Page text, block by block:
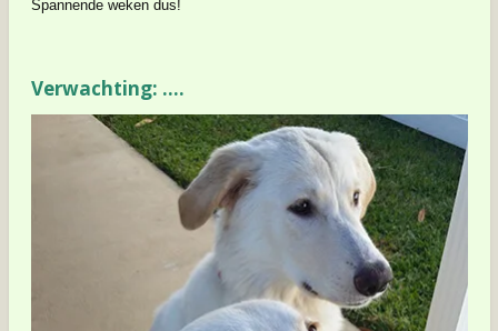
Spannende weken dus!
Verwachting: ....